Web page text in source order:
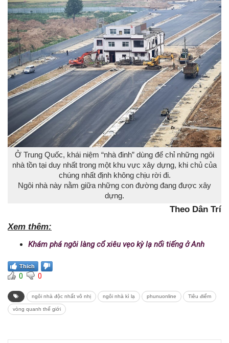
Ở Trung Quốc, khái niệm “nhà đinh” dùng để chỉ những ngôi
nhà tồn tại duy nhất trong một khu vực xây dựng, khi chủ của
chúng nhất định không chịu rời đi.
Ngôi nhà này nằm giữa những con đường đang được xây
dựng.
Theo Dân Trí
Xem thêm:
Khám phá ngôi làng cổ xiêu vẹo kỳ lạ nổi tiếng ở Anh
Thích
0 0
ngôi nhà độc nhất vô nhị ngôi nhà kì lạ phunuonline Tiêu điểm
vòng quanh thế giới